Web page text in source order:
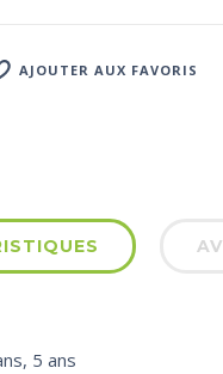
AJOUTER AUX FAVORIS
, 5 ans